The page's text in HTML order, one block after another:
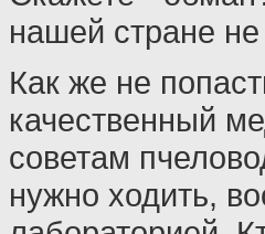
нашей стране
Как же не
качественный
советам
нужно ходить,